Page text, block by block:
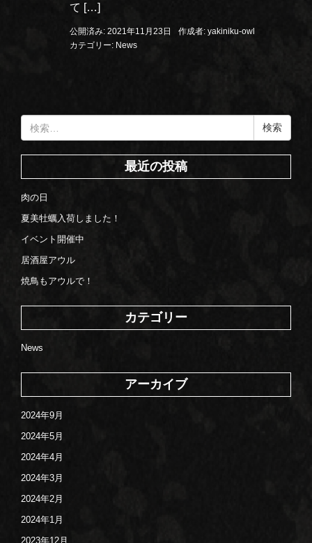
て […]
公開済み: 2021年11月23日 作成者: yakiniku-owl
カテゴリー: News
索:
最近の投稿
肉の日
夏美牡蠣入荷しました！
イベント開催中
居酒屋アウル
焼鳥もアウルで！
カテゴリー
News
アーカイブ
2024年9月
2024年5月
2024年4月
2024年3月
2024年2月
2024年1月
2023年12月